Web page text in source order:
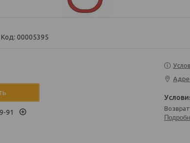
Код: 00005395
91